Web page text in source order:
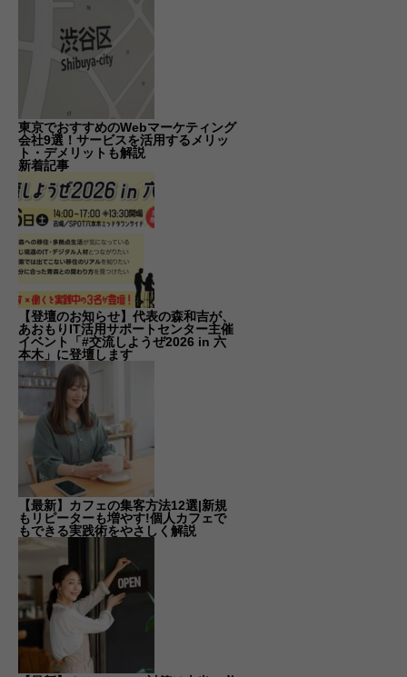
東京でおすすめのWebマーケティング
会社9選！サービスを活用するメリッ
ト・デメリットも解説
新着記事
【登壇のお知らせ】代表の森和吉が、
あおもりIT活用サポートセンター主催
イベント「#交流しようぜ2026 in 六
本木」に登壇します
【最新】カフェの集客方法12選|新規
もリピーターも増やす!個人カフェで
もできる実践術をやさしく解説